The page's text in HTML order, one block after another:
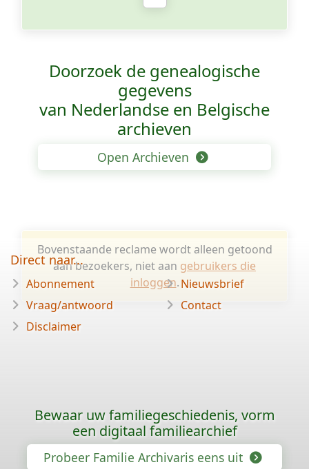
Doorzoek de genealogische
gegevens
van Nederlandse en Belgische
archieven
Open Archieven
Bovenstaande reclame wordt alleen getoond
aan bezoekers, niet aan gebruikers die
inloggen.
Direct naar...
Abonnement
Vraag/antwoord
Disclaimer
Nieuwsbrief
Contact
Bewaar uw familiegeschiedenis, vorm
een digitaal familiearchief
Probeer Familie Archivaris eens uit